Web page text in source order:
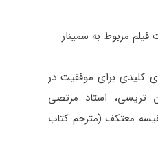
کلیدی برای موفقیت در
تریسی، استاد مرتضی
معتکف (مترجم کتاب